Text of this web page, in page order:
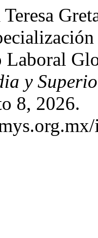
Laboral
y
8, 2026.